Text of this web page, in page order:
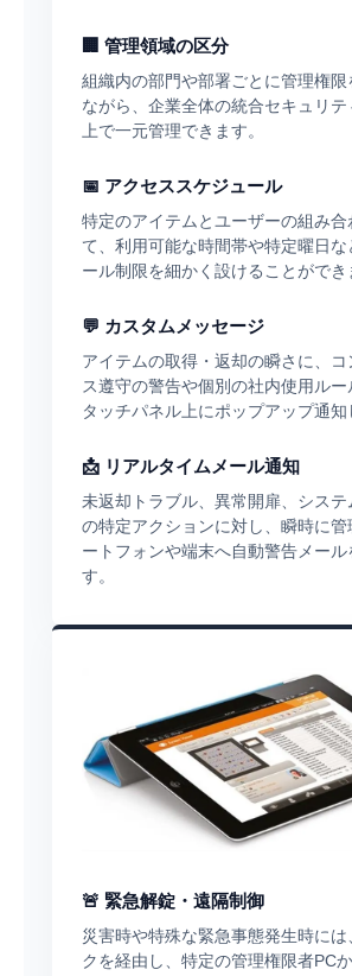
🏢 管理領域の区分
組織内の部門や部署ごとに管理権限
ながら、企業全体の統合セキュリ
上で一元管理できます。
📅 アクセススケジュール
特定のアイテムとユーザーの組み合
て、利用可能な時間帯や特定曜日な
ール制限を細かく設けることができ
💬 カスタムメッセージ
アイテムの取得・返却の瞬さに、コ
ス遵守の警告や個別の社内使用ルー
タッチパネル上にポップアップ通知
📩 リアルタイムメール通知
未返却トラブル、異常開扉、シス
の特定アクションに対し、瞬時に管
ートフォンや端末へ自動警告メール
す。
🚨 緊急解錠・遠隔制御
災害時や特殊な緊急事態発生時には
クを経由し、特定の管理権限者PC